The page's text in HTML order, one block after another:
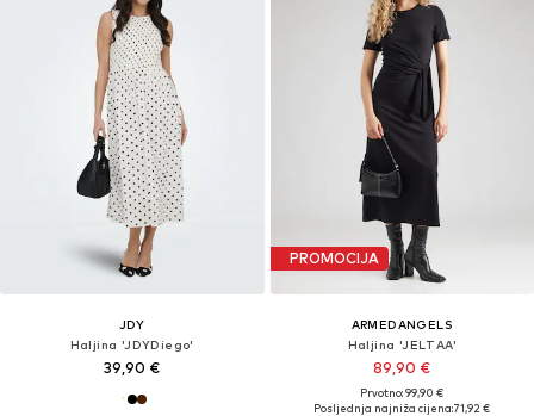
JDY
Haljina 'JDYDiego'
39,90 €
PROMOCIJA
ARMEDANGELS
Haljina 'JELTAA'
89,90 €
Prvotno: 99,90 €
Posljednja najniža cijena:71,92 €